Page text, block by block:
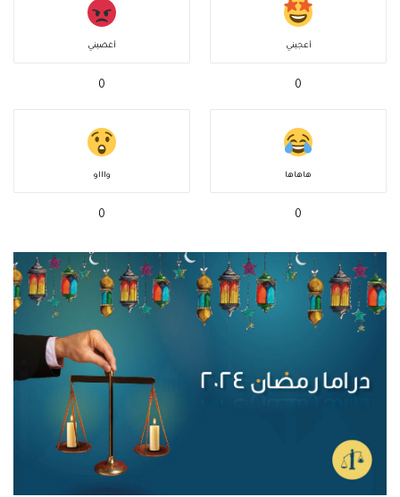
أعجبني
0
أغضبني
0
هاهاها
0
واااو
0